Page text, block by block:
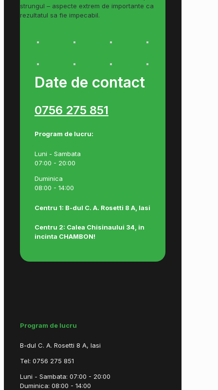
strungul – aspecte extrem de importante ca
rezultatul sa fie impecabil.
Date de contact
0756 275 851
Program de lucru:
Luni - Sambata
07:00 - 20:00
Duminica
08:00 - 14:00
Centru 1: B-dul C. A. Rosetti 8 A, Iasi
Centru 2: Calea Chisinaului 34, in
incinta CHAMBON!
Program de lucru
B-dul C. A. Rosetti 8 A, Iasi
Tel: 0756 275 851
Luni - Sambata: 07:00 - 20:00
Duminica: 08:00 - 14:00